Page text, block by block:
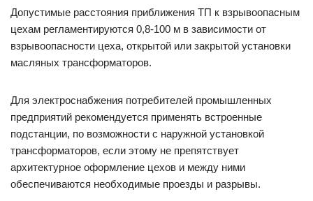
Допустимые расстояния приближения ТП к взрывоопасным
цехам регламентируются 0,8-100 м в зависимости от
взрывоопасности цеха, открытой или закрытой установки
масляных трансформаторов.
Для электроснабжения потребителей промышленных
предприятий рекомендуется применять встроенные
подстанции, по возможности с наружной установкой
трансформаторов, если этому не препятствует
архитектурное оформление цехов и между ними
обеспечиваются необходимые проезды и разрывы.